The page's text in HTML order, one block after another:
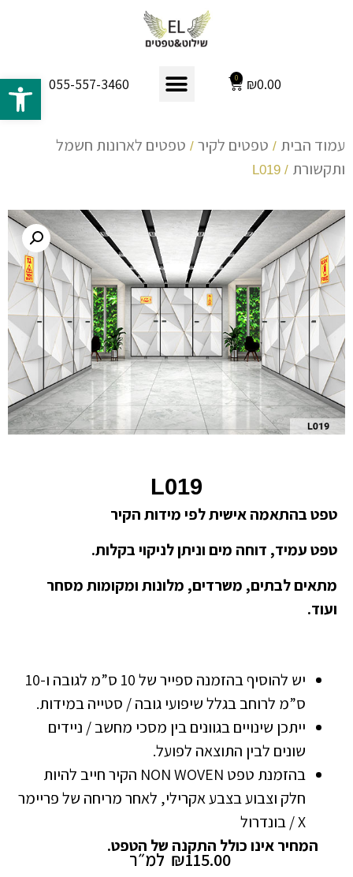
₪0.00
0
055-557-3460
עמוד הבית / טפטים לקיר / טפטים לארונות חשמל
ותקשורת / L019
L019
טפט בהתאמה אישית לפי מידות הקיר
טפט עמיד, דוחה מים וניתן לניקוי בקלות.
מתאים לבתים, משרדים, מלונות ומקומות מסחר
ועוד.
יש להוסיף בהזמנה ספייר של 10 ס”מ לגובה ו-10
ס”מ לרוחב בגלל שיפועי גובה / סטייה במידות.
ייתכן שינויים בגוונים בין מסכי מחשב / ניידים
שונים לבין התוצאה לפועל.
בהזמנת טפט NON WOVEN הקיר חייב להיות
חלק וצבוע בצבע אקרילי, לאחר מריחה של פריימר
X / בונדרול
המחיר אינו כולל התקנה של הטפט.
₪115.00 למ״ר